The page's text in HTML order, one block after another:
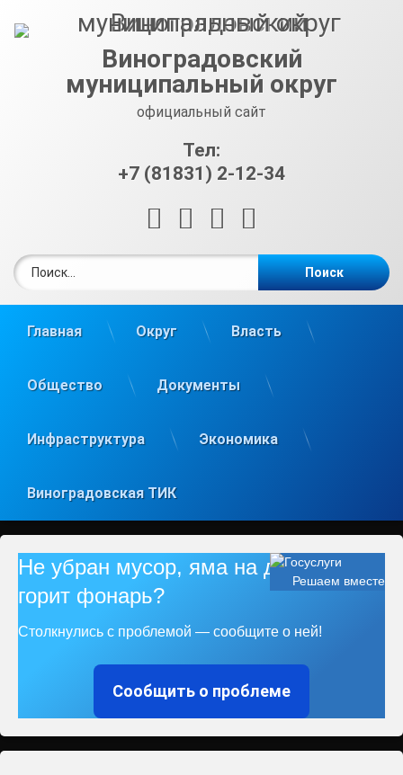
Виноградовский
муниципальный округ
официальный сайт
Тел:
+7 (81831) 2-12-34
RSS E-mailВКонтакте
Главная Округ Власть
Общество Документы
Инфраструктура Экономика
Виноградовская ТИК
Решаем вместе
Не убран мусор, яма на дороге, не
горит фонарь?
Столкнулись с проблемой — сообщите о ней!
Сообщить о проблеме